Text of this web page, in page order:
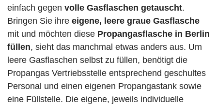
einfach gegen volle Gasflaschen getauscht.
Bringen Sie ihre eigene, leere graue Gasflasche
mit und möchten diese Propangasflasche in Berlin
füllen, sieht das manchmal etwas anders aus. Um
leere Gasflaschen selbst zu füllen, benötigt die
Propangas Vertriebsstelle entsprechend geschultes
Personal und einen eigenen Propangastank sowie
eine Füllstelle. Die eigene, jeweils individuelle